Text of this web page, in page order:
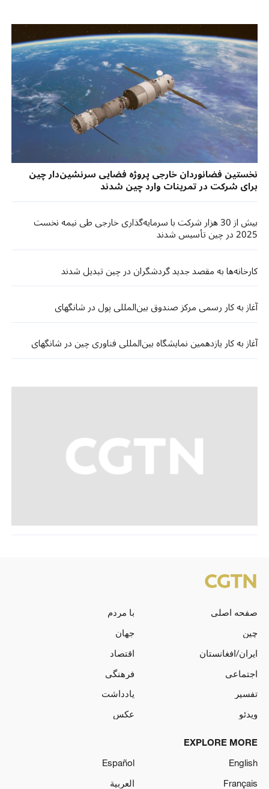
نخستین فضانوردان خارجی پروژه فضایی سرنشین‌دار چین
برای شرکت در تمرینات وارد چین شدند
بیش از 30 هزار شرکت با سرمایه‌گذاری خارجی طی نیمه نخست
2025 در چین تأسیس شدند
کارخانه‌ها به مقصد جدید گردشگران در چین تبدیل شدند
آغاز به کار رسمی مرکز صندوق بین‌المللی پول در شانگهای
آغاز به کار یازدهمین نمایشگاه بین‌المللی فناوری چین در شانگهای
صفحه اصلی
با مردم
چین
جهان
ایران/افغانستان
اقتصاد
اجتماعی
فرهنگی
تفسیر
یادداشت
ویدئو
عکس
EXPLORE MORE
English
Español
Français
العربية